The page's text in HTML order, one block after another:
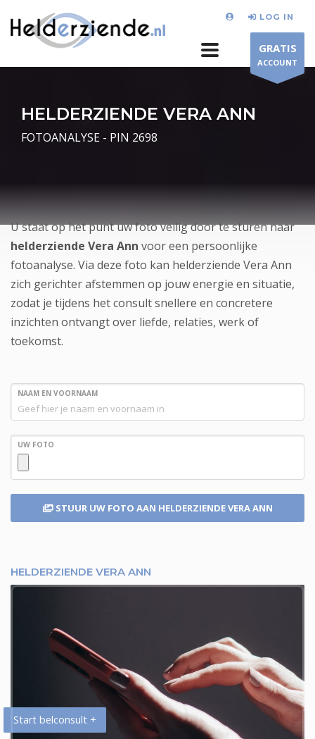
LOG IN
GRATIS
ACCOUNT
HELDERZIENDE VERA ANN
FOTOANALYSE - PIN 2698
U staat op het punt uw foto veilig door te sturen naar
helderziende Vera Ann voor een persoonlijke
fotoanalyse. Via deze foto kan helderziende Vera Ann
zich gerichter afstemmen op jouw energie en situatie,
zodat je tijdens het consult snellere en concretere
inzichten ontvangt over liefde, relaties, werk of
toekomst.
NAAM EN VOORNAAM
UW FOTO
STUUR UW FOTO AAN HELDERZIENDE VERA ANN
HELDERZIENDE VERA ANN
Start belconsult +